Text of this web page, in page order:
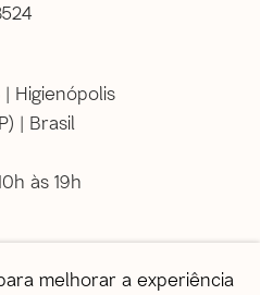
| Higienópolis
| Brasil
às 19h
melhorar a experiência